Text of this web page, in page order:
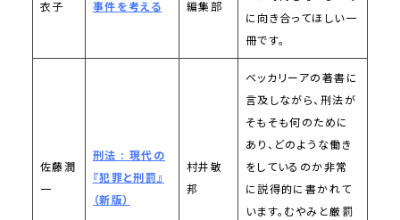
衣子
事件を考える
編集部
に向き合ってほしい一
冊です。
佐藤潤
一
刑法 : 現代の
『犯罪と刑罰』
（新版）
村井敏
邦
ベッカリーアの著書に
言及しながら、刑法が
そもそも何のために
あり、どのような働き
をしているのか非常
に説得的に書かれて
います。むやみと厳罰